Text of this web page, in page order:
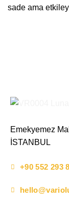
sade ama
Emekyemez
İSTANBUL
+90 552 293